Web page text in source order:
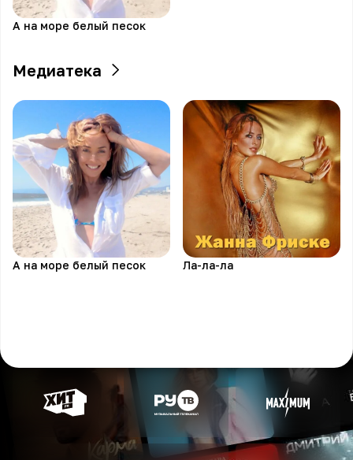
А на море белый песок
Медиатека
А на море белый песок Ла-ла-ла